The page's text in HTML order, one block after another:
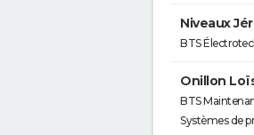
Niveaux
BTS
Onillon
BTS
Systèmes de